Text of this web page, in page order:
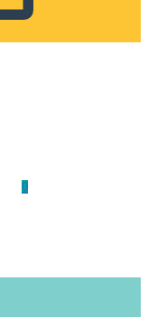
0